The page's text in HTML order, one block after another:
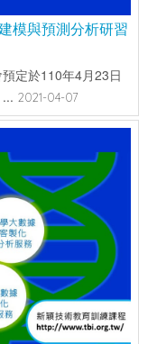
模與預測分析研習
定於110年4月23日
2021-04-07